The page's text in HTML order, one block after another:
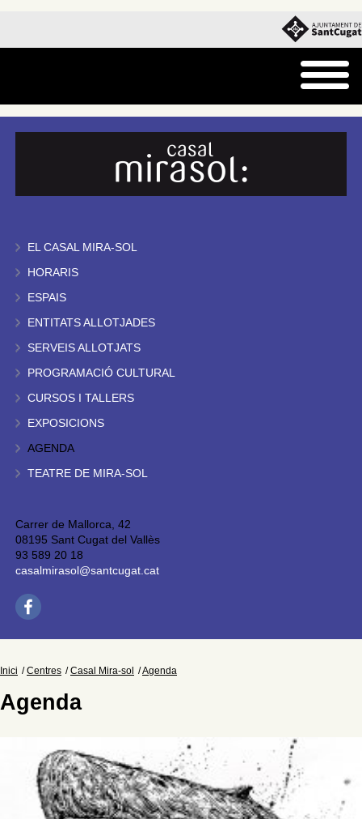
EL CASAL MIRA-SOL
HORARIS
ESPAIS
ENTITATS ALLOTJADES
SERVEIS ALLOTJATS
PROGRAMACIÓ CULTURAL
CURSOS I TALLERS
EXPOSICIONS
AGENDA
TEATRE DE MIRA-SOL
Carrer de Mallorca, 42
08195 Sant Cugat del Vallès
93 589 20 18
casalmirasol@santcugat.cat
Inici Centres Casal Mira-sol Agenda
Agenda